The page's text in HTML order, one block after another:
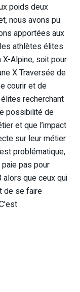
poids deux
nous avons pu
apportées aux
athlètes élites
Alpine, soit pour
X Traversée de
courir et de
recherchant
possibilité de
et que l’impact
sur leur métier
problématique,
pas pour
que ceux qui
de se faire